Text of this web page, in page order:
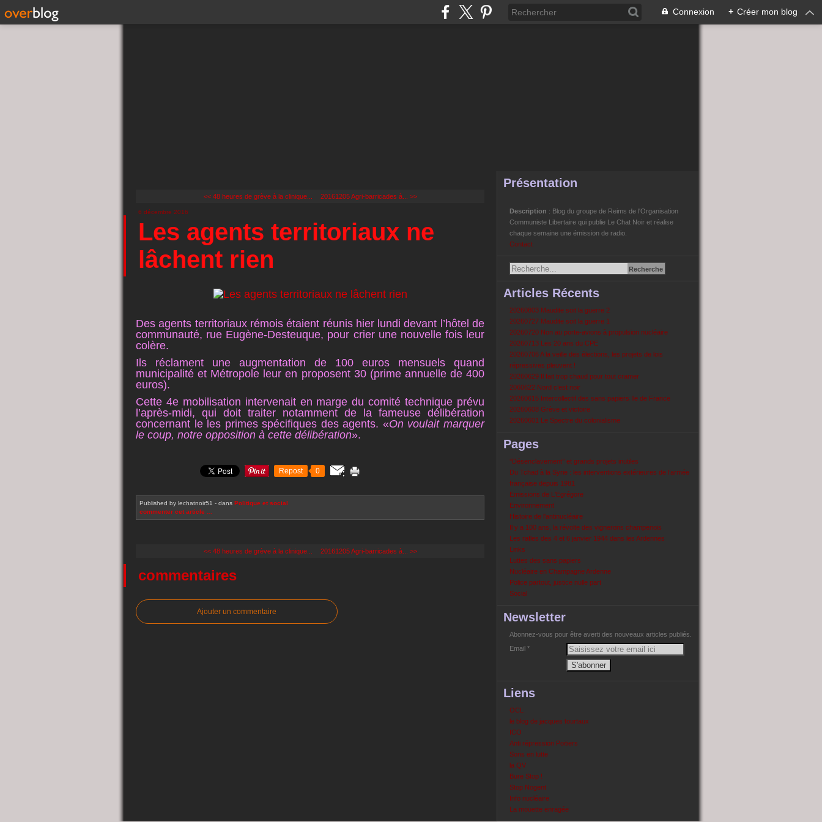
Connexion + Créer mon blog
<< 48 heures de grève à la clinique... 20161205 Agri-barricades à... >>
6 décembre 2016
Les agents territoriaux ne
lâchent rien
Des agents territoriaux rémois étaient réunis hier lundi devant l’hôtel de
communauté, rue Eugène-Desteuque, pour crier une nouvelle fois leur
colère.
Ils réclament une augmentation de 100 euros mensuels quand
municipalité et Métropole leur en proposent 30 (prime annuelle de 400
euros).
Cette 4e mobilisation intervenait en marge du comité technique prévu
l’après-midi, qui doit traiter notamment de la fameuse délibération
concernant le les primes spécifiques des agents. «On voulait marquer
le coup, notre opposition à cette délibération».
Repost 0
Published by lechatnoir51 - dans Politique et social
commenter cet article
<< 48 heures de grève à la clinique... 20161205 Agri-barricades à... >>
commentaires
Ajouter un commentaire
Présentation
Description : Blog du groupe de Reims de l'Organisation
Communiste Libertaire qui publie Le Chat Noir et réalise
chaque semaine une émission de radio.
Contact
Articles Récents
20260803 Maudite soit la guerre 2
20260727 Maudite soit la guerre 1
20260720 Non au porte-avions à propulsion nucléaire
20260713 Les 20 ans du CPE
20260706 A la veille des élections, les projets de lois
répressives pleuvent !
20260629 Il fait trop chaud pour tout cramer
2060622 Nord c’est noir
20260615 Intercollectif des sans papiers Ile de France
20260608 Grève et victoire
20260601 Le Spectre du colonialisme
Pages
‘‘Désenclavement’’ et grands projets inutiles
Du Tchad à la Syrie : les interventions extérieures de l’armée
française depuis 1981
Emissions de L'Egrégore
Environnement
Histoire de l'antinucléaire
Il y a 100 ans, la révolte des vignerons champenois
Les rafles des 4 et 6 janvier 1944 dans les Ardennes
Links
Luttes des sans papiers
Nucléaire en Champagne Ardenne
Police partout, justice nulle part
Social
Newsletter
Abonnez-vous pour être averti des nouveaux articles publiés.
Email
Liens
OCL
le blog de jacques tourtaux
ICO
Anti répression Poitiers
Sons en lutte
la QV
Bure Stop !
Stop Nogent
Info nucléaire
La mouette enragée